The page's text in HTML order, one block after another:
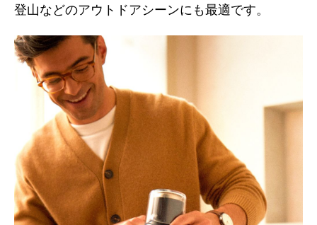
登山などのアウトドアシーンにも最適です。